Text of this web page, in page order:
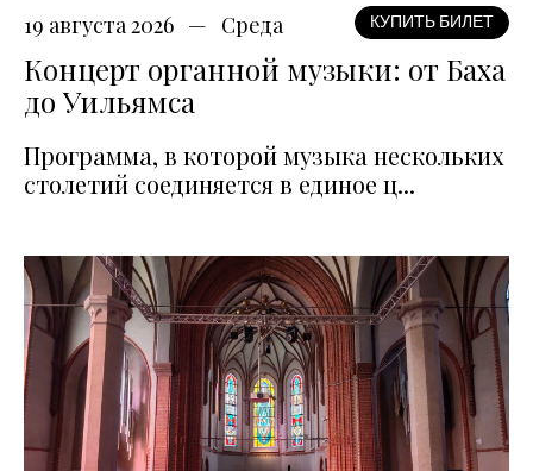
19 августа 2026 Среда КУПИТЬ БИЛЕТ
Концерт органной музыки: от Баха
до Уильямса
Программа, в которой музыка нескольких
столетий соединяется в единое ц...